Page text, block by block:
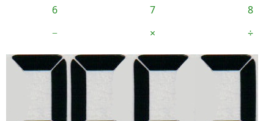
6
7
8
−
× ÷